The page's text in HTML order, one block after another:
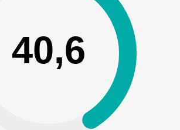
40,6